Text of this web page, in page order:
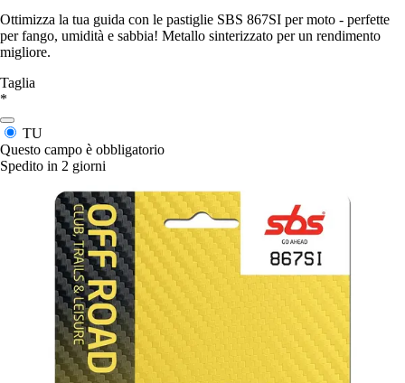
Ottimizza la tua guida con le pastiglie SBS 867SI per moto - perfette
per fango, umidità e sabbia! Metallo sinterizzato per un rendimento
migliore.
Taglia
*
TU
Questo campo è obbligatorio
Spedito in 2 giorni